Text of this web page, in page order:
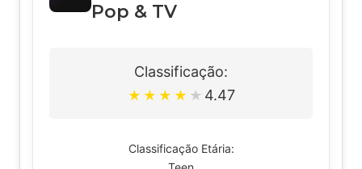
Pop & TV
Classificação:
★ ★ ★ ★ ★ 4.47
Classificação Etária: